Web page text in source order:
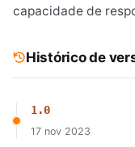
capacidade de
Histórico de
1.0
17 nov 2023